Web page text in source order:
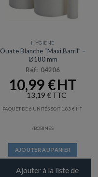
HYGIÈNE
Ouate Blanche “Maxi Barril” –
Ø180 mm
Réf: 04206
10,99€
13,19 €
PAQUET DE 6 UNITÉS SOIT 1,83 €
/BOBINES
AJOUTER AU PANIER
Ajouter à la liste de